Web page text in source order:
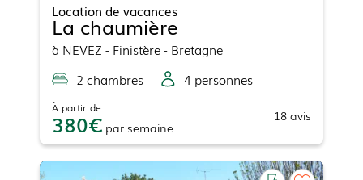
Location de vacances
La chaumière
à NEVEZ - Finistère - Bretagne
2 chambres 4 personnes
À partir de
380 par semaine
18 avis